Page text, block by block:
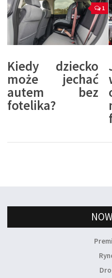
1
Kiedy dziecko
może jechać
autem bez
fotelika?